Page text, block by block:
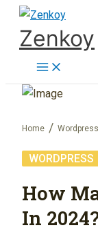
Skip
content
Zenkoy
Home Wordpress
WORDPRESS
How
In